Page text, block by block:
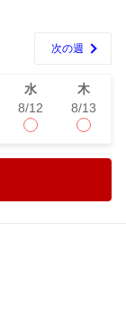
次の週
水
8/12
木
8/13